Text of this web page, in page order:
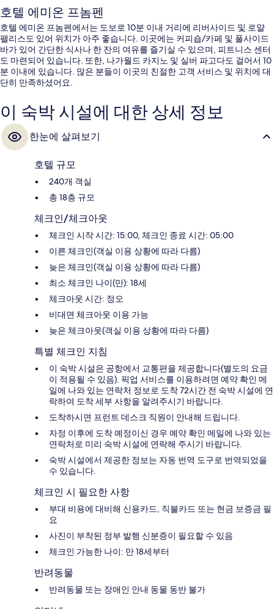
호텔 에미온 프놈펜
호텔 에미온 프놈펜에서는 도보로 10분 이내 거리에 리버사이드 및 로얄
팰리스도 있어 위치가 아주 좋습니다. 이곳에는 커피숍/카페 및 풀사이드
바가 있어 간단한 식사나 한 잔의 여유를 즐기실 수 있으며, 피트니스 센터
도 마련되어 있습니다. 또한, 나가월드 카지노 및 실버 파고다도 걸어서 10
분 이내에 있습니다. 많은 분들이 이곳의 친절한 고객 서비스 및 위치에 대
단히 만족하셨어요.
이 숙박 시설에 대한 상세 정보
한눈에 살펴보기
호텔 규모
240개 객실
총 18층 규모
체크인/체크아웃
체크인 시작 시간: 15:00, 체크인 종료 시간: 05:00
이른 체크인(객실 이용 상황에 따라 다름)
늦은 체크인(객실 이용 상황에 따라 다름)
최소 체크인 나이(만): 18세
체크아웃 시간: 정오
비대면 체크아웃 이용 가능
늦은 체크아웃(객실 이용 상황에 따라 다름)
특별 체크인 지침
이 숙박 시설은 공항에서 교통편을 제공합니다(별도의 요금
이 적용될 수 있음). 픽업 서비스를 이용하려면 예약 확인 메
일에 나와 있는 연락처 정보로 도착 72시간 전 숙박 시설에 연
락하여 도착 세부 사항을 알려주시기 바랍니다.
도착하시면 프런트 데스크 직원이 안내해 드립니다.
자정 이후에 도착 예정이신 경우 예약 확인 메일에 나와 있는
연락처로 미리 숙박 시설에 연락해 주시기 바랍니다.
숙박 시설에서 제공한 정보는 자동 번역 도구로 번역되었을
수 있습니다.
체크인 시 필요한 사항
부대 비용에 대비해 신용카드, 직불카드 또는 현금 보증금 필
요
사진이 부착된 정부 발행 신분증이 필요할 수 있음
체크인 가능한 나이: 만 18세부터
반려동물
반려동물 또는 장애인 안내 동물 동반 불가